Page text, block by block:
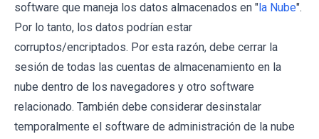
software que maneja los datos almacenados en " la Nube".
Por lo tanto, los datos podrían estar
corruptos/encriptados. Por esta razón, debe cerrar la
sesión de todas las cuentas de almacenamiento en la
nube dentro de los navegadores y otro software
relacionado. También debe considerar desinstalar
temporalmente el software de administración de la nube